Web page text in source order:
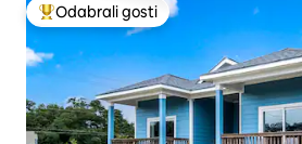
Među najviše rangiranima s oznakom
Odabrali gosti